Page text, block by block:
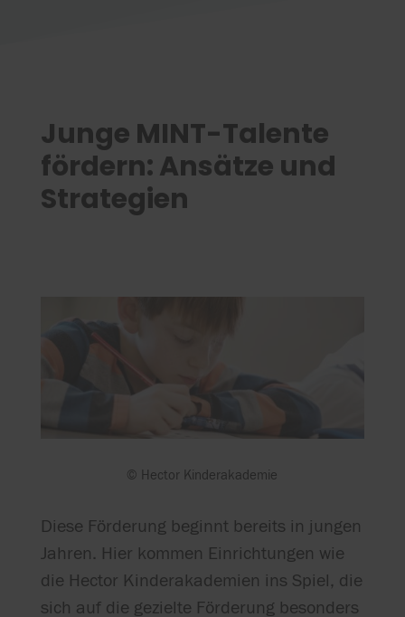
Junge MINT-Talente
fördern: Ansätze und
Strategien
© Hector Kinderakademie
Diese Förderung beginnt bereits in jungen
Jahren. Hier kommen Einrichtungen wie
die Hector Kinderakademien ins Spiel, die
sich auf die gezielte Förderung besonders